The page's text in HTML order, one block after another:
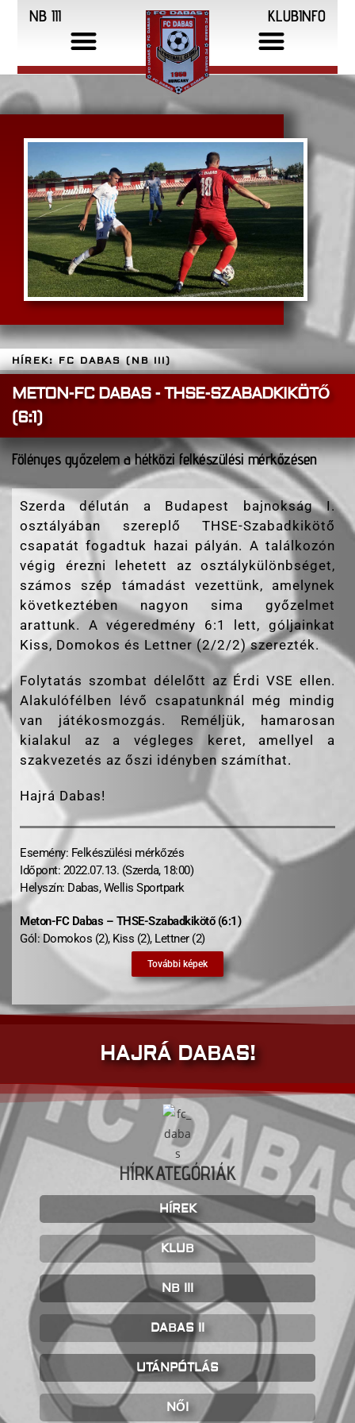
NB III KLUBINFO
HÍREK: FC DABAS (NB III)
METON-FC DABAS - THSE-SZABADKIKÖTŐ
(6:1)
Fölényes győzelem a hétközi felkészülési mérkőzésen
Szerda délután a Budapest bajnokság I.
osztályában szereplő THSE-Szabadkikötő
csapatát fogadtuk hazai pályán. A találkozón
végig érezni lehetett az osztálykülönbséget,
számos szép támadást vezettünk, amelynek
következtében nagyon sima győzelmet
arattunk. A végeredmény 6:1 lett, góljainkat
Kiss, Domokos és Lettner (2/2/2) szerezték.
Folytatás szombat délelőtt az Érdi VSE ellen.
Alakulófélben lévő csapatunknál még mindig
van játékosmozgás. Reméljük, hamarosan
kialakul az a végleges keret, amellyel a
szakvezetés az őszi idényben számíthat.
Hajrá Dabas!
Esemény: Felkészülési mérkőzés
Időpont: 2022.07.13. (Szerda, 18:00)
Helyszín: Dabas, Wellis Sportpark
Meton-FC Dabas – THSE-Szabadkikötő (6:1)
Gól: Domokos (2), Kiss (2), Lettner (2)
További képek
HAJRÁ DABAS!
HÍRKATEGÓRIÁK
HÍREK
KLUB
NB III
DABAS II
UTÁNPÓTLÁS
NŐI